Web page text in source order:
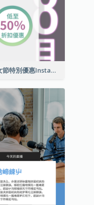
婦女節特別優惠Instagram限時動態